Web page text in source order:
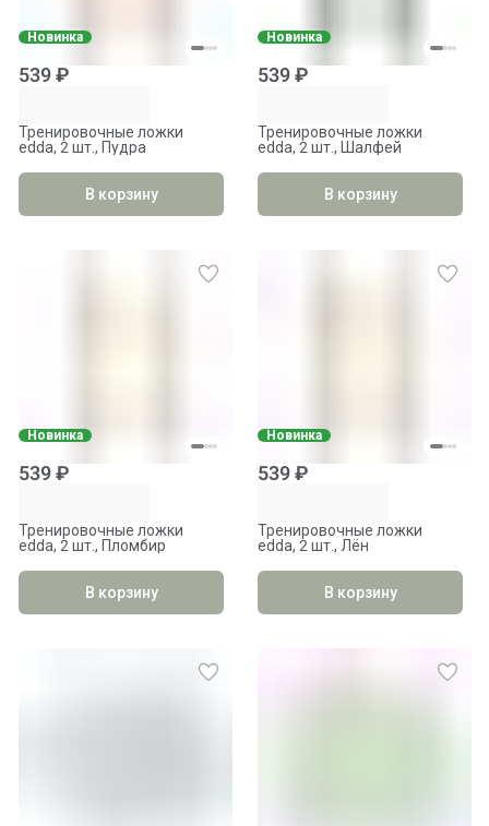
Новинка
539 ₽
Тренировочные ложки
edda, 2 шт., Пудра
В корзину
Новинка
539 ₽
Тренировочные ложки
edda, 2 шт., Шалфей
В корзину
Новинка
539 ₽
Тренировочные ложки
edda, 2 шт., Пломбир
В корзину
Новинка
539 ₽
Тренировочные ложки
edda, 2 шт., Лён
В корзину